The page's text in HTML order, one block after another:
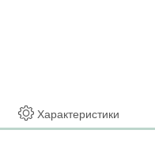
Характеристики